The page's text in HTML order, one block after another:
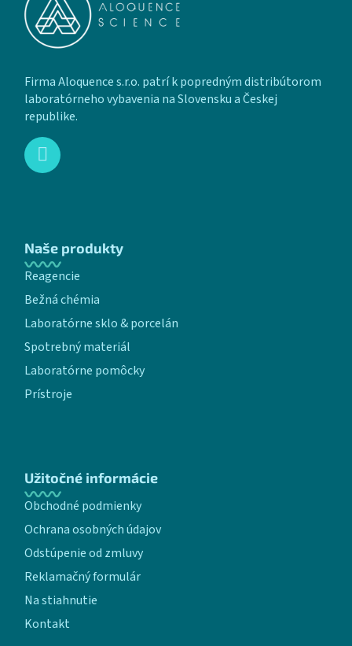
Firma Aloquence s.r.o. patrí k popredným distribútorom
laboratórneho vybavenia na Slovensku a Českej
republike.
Naše produkty
Reagencie
Bežná chémia
Laboratórne sklo & porcelán
Spotrebný materiál
Laboratórne pomôcky
Prístroje
Užitočné informácie
Obchodné podmienky
Ochrana osobných údajov
Odstúpenie od zmluvy
Reklamačný formulár
Na stiahnutie
Kontakt